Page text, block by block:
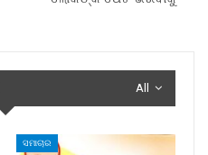
All
ସମାଚାର